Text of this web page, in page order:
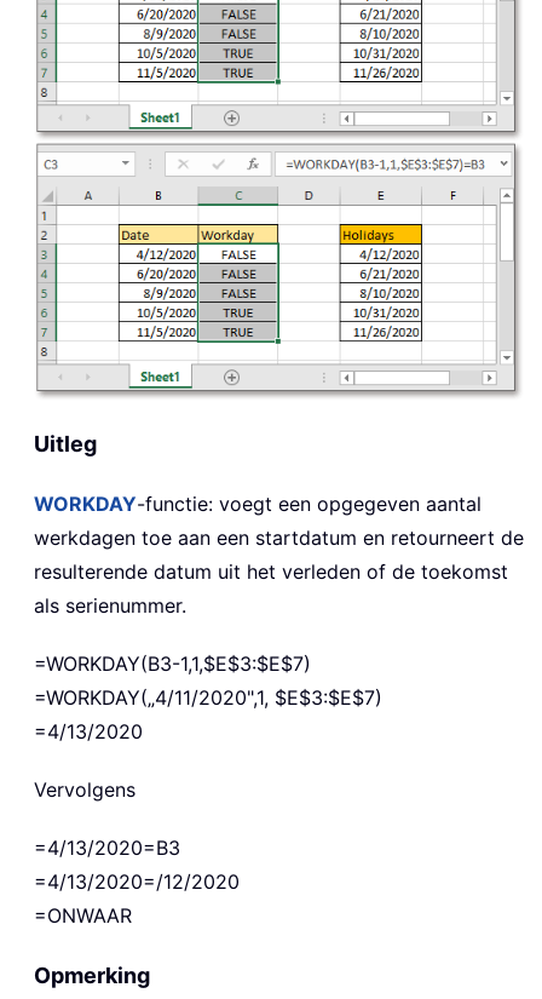
Uitleg
WORKDAY-functie: voegt een opgegeven aantal
werkdagen toe aan een startdatum en retourneert de
resulterende datum uit het verleden of de toekomst
als serienummer.
=WORKDAY(B3-1,1,$E$3:$E$7)
=WORKDAY(„4/11/2020",1, $E$3:$E$7)
=4/13/2020
Vervolgens
=4/13/2020=B3
=4/13/2020=/12/2020
=ONWAAR
Opmerking